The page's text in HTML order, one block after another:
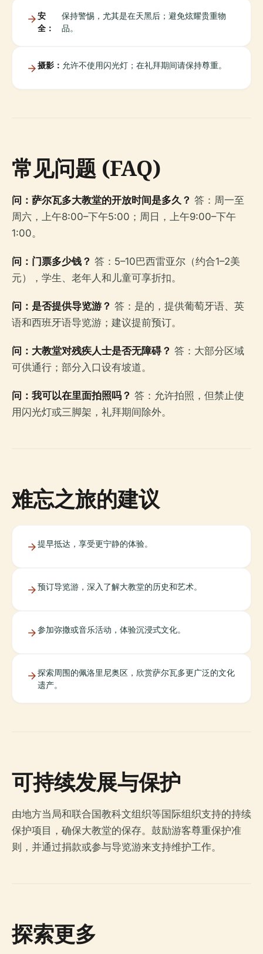
安
全：
保持警惕，尤其是在天黑后；避免炫耀贵重物
品。
摄影： 允许不使用闪光灯；在礼拜期间请保持尊重。
常见问题 (FAQ)
问：萨尔瓦多大教堂的开放时间是多久？ 答：周一至
周六，上午8:00–下午5:00；周日，上午9:00–下午
1:00。
问：门票多少钱？ 答：5–10巴西雷亚尔（约合1–2美
元），学生、老年人和儿童可享折扣。
问：是否提供导览游？ 答：是的，提供葡萄牙语、英
语和西班牙语导览游；建议提前预订。
问：大教堂对残疾人士是否无障碍？ 答：大部分区域
可供通行；部分入口设有坡道。
问：我可以在里面拍照吗？ 答：允许拍照，但禁止使
用闪光灯或三脚架，礼拜期间除外。
难忘之旅的建议
提早抵达，享受更宁静的体验。
预订导览游，深入了解大教堂的历史和艺术。
参加弥撒或音乐活动，体验沉浸式文化。
探索周围的佩洛里尼奥区，欣赏萨尔瓦多更广泛的文化
遗产。
可持续发展与保护
由地方当局和联合国教科文组织等国际组织支持的持续
保护项目，确保大教堂的保存。鼓励游客尊重保护准
则，并通过捐款或参与导览游来支持维护工作。
探索更多